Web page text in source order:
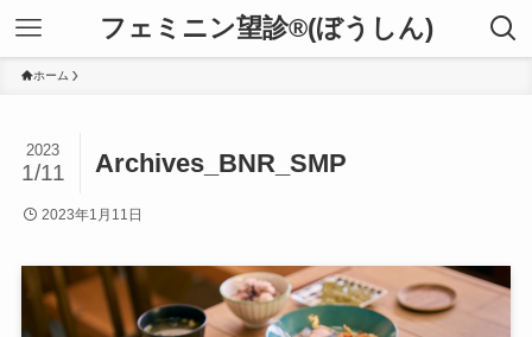
フェミニン望診®(ぼうしん)
ホーム
Archives_BNR_SMP
2023
1/11
2023年1月11日